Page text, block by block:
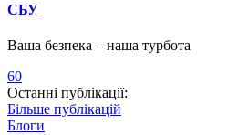
СБУ
Ваша безпека – наша турбота
60
Останні публікації:
Більше публікацій
Блоги